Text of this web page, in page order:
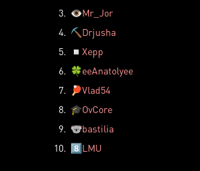
3. 👁️Mr_Jor
4. ⛏️ Drjusha
5.
◽ Xepp
6. 🍀eeAnatolyee
7.
🏓Vlad54
8. 🎓OvCore
9. 🐨bastilia
10. 8️⃣LMU